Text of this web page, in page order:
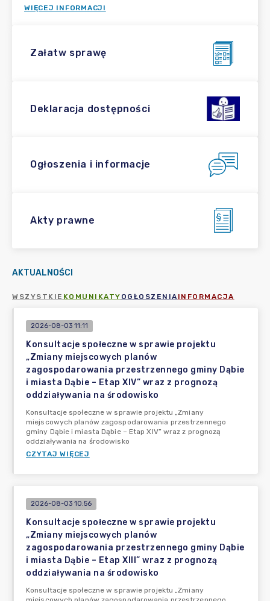
WIĘCEJ INFORMACJI
Załatw sprawę
Deklaracja dostępności
Ogłoszenia i informacje
Akty prawne
AKTUALNOŚCI
WSZYSTKIE KOMUNIKATY OGŁOSZENIA INFORMACJA
2026-08-03 11:11
Konsultacje społeczne w sprawie projektu
„Zmiany miejscowych planów
zagospodarowania przestrzennego gminy Dąbie
i miasta Dąbie – Etap XIV” wraz z prognozą
oddziaływania na środowisko
Konsultacje społeczne w sprawie projektu „Zmiany
miejscowych planów zagospodarowania przestrzennego
gminy Dąbie i miasta Dąbie – Etap XIV” wraz z prognozą
oddziaływania na środowisko
CZYTAJ WIĘCEJ
2026-08-03 10:56
Konsultacje społeczne w sprawie projektu
„Zmiany miejscowych planów
zagospodarowania przestrzennego gminy Dąbie
i miasta Dąbie – Etap XIII” wraz z prognozą
oddziaływania na środowisko
Konsultacje społeczne w sprawie projektu „Zmiany